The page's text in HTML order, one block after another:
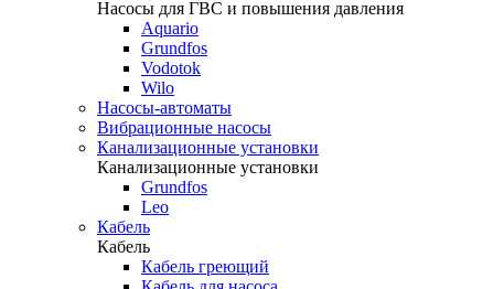
Насосы для ГВС и повышения давления
Aquario
Grundfos
Vodotok
Wilo
Насосы-автоматы
Вибрационные насосы
Канализационные установки
Канализационные установки
Grundfos
Leo
Кабель
Кабель
Кабель греющий